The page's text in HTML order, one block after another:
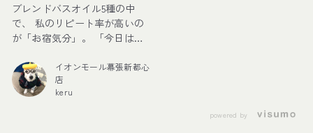
ブレンドバスオイル5種の中
で、 私のリピート率が高いの
が「お宿気分」。 「今日はな
に選びたくなる、 ほっと安ら
ぐ檜（ひのき）・赤松・黒文
字（クロモジ）の小枝・楠
イオンモール幕張新都心
店
keru
powered by